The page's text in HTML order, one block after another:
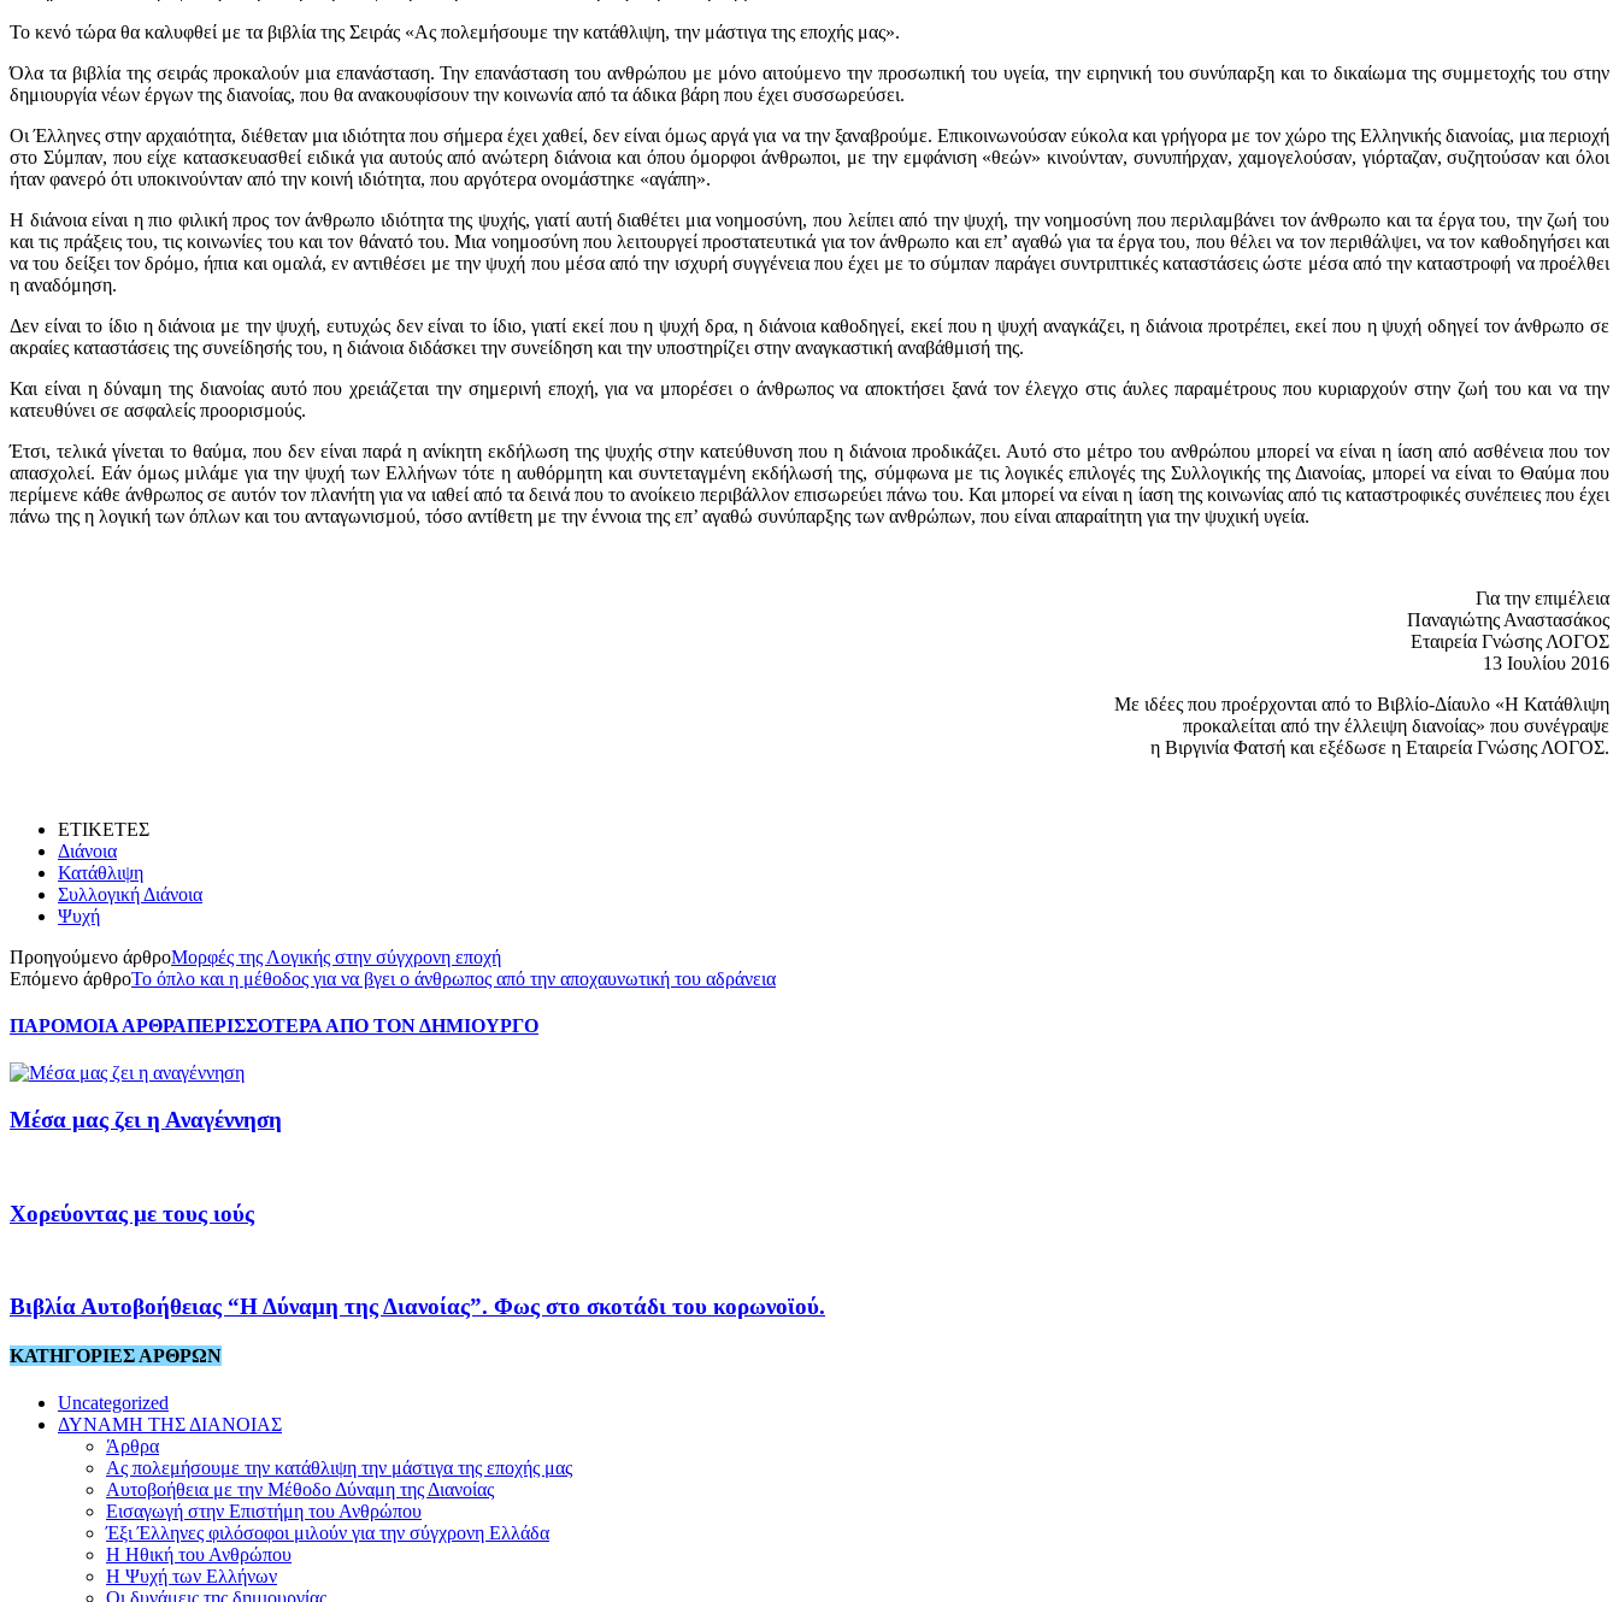
Το κενό τώρα θα καλυφθεί με τα βιβλία της Σειράς «Ας πολεμήσουμε την κατάθλιψη, την μάστιγα της εποχής μας».
Όλα τα βιβλία της σειράς προκαλούν μια επανάσταση. Την επανάσταση του ανθρώπου με μόνο αιτούμενο την προσωπική του υγεία, την ειρηνική του συνύπαρξη και το δικαίωμα της συμμετοχής του στην
δημιουργία νέων έργων της διανοίας, που θα ανακουφίσουν την κοινωνία από τα άδικα βάρη που έχει συσσωρεύσει.
Οι Έλληνες στην αρχαιότητα, διέθεταν μια ιδιότητα που σήμερα έχει χαθεί, δεν είναι όμως αργά για να την ξαναβρούμε. Επικοινωνούσαν εύκολα και γρήγορα με τον χώρο της Ελληνικής διανοίας, μια περιοχή
στο Σύμπαν, που είχε κατασκευασθεί ειδικά για αυτούς από ανώτερη διάνοια και όπου όμορφοι άνθρωποι, με την εμφάνιση «θεών» κινούνταν, συνυπήρχαν, χαμογελούσαν, γιόρταζαν, συζητούσαν και όλοι
ήταν φανερό ότι υποκινούνταν από την κοινή ιδιότητα, που αργότερα ονομάστηκε «αγάπη».
Η διάνοια είναι η πιο φιλική προς τον άνθρωπο ιδιότητα της ψυχής, γιατί αυτή διαθέτει μια νοημοσύνη, που λείπει από την ψυχή, την νοημοσύνη που περιλαμβάνει τον άνθρωπο και τα έργα του, την ζωή του
και τις πράξεις του, τις κοινωνίες του και τον θάνατό του. Μια νοημοσύνη που λειτουργεί προστατευτικά για τον άνθρωπο και επ’ αγαθώ για τα έργα του, που θέλει να τον περιθάλψει, να τον καθοδηγήσει και
να του δείξει τον δρόμο, ήπια και ομαλά, εν αντιθέσει με την ψυχή που μέσα από την ισχυρή συγγένεια που έχει με το σύμπαν παράγει συντριπτικές καταστάσεις ώστε μέσα από την καταστροφή να προέλθει
η αναδόμηση.
Δεν είναι το ίδιο η διάνοια με την ψυχή, ευτυχώς δεν είναι το ίδιο, γιατί εκεί που η ψυχή δρα, η διάνοια καθοδηγεί, εκεί που η ψυχή αναγκάζει, η διάνοια προτρέπει, εκεί που η ψυχή οδηγεί τον άνθρωπο σε
ακραίες καταστάσεις της συνείδησής του, η διάνοια διδάσκει την συνείδηση και την υποστηρίζει στην αναγκαστική αναβάθμισή της.
Και είναι η δύναμη της διανοίας αυτό που χρειάζεται την σημερινή εποχή, για να μπορέσει ο άνθρωπος να αποκτήσει ξανά τον έλεγχο στις άυλες παραμέτρους που κυριαρχούν στην ζωή του και να την
κατευθύνει σε ασφαλείς προορισμούς.
Έτσι, τελικά γίνεται το θαύμα, που δεν είναι παρά η ανίκητη εκδήλωση της ψυχής στην κατεύθυνση που η διάνοια προδικάζει. Αυτό στο μέτρο του ανθρώπου μπορεί να είναι η ίαση από ασθένεια που τον
απασχολεί. Εάν όμως μιλάμε για την ψυχή των Ελλήνων τότε η αυθόρμητη και συντεταγμένη εκδήλωσή της, σύμφωνα με τις λογικές επιλογές της Συλλογικής της Διανοίας, μπορεί να είναι το Θαύμα που
περίμενε κάθε άνθρωπος σε αυτόν τον πλανήτη για να ιαθεί από τα δεινά που το ανοίκειο περιβάλλον επισωρεύει πάνω του. Και μπορεί να είναι η ίαση της κοινωνίας από τις καταστροφικές συνέπειες που έχει
πάνω της η λογική των όπλων και του ανταγωνισμού, τόσο αντίθετη με την έννοια της επ’ αγαθώ συνύπαρξης των ανθρώπων, που είναι απαραίτητη για την ψυχική υγεία.
Για την επιμέλεια
Παναγιώτης Αναστασάκος
Εταιρεία Γνώσης ΛΟΓΟΣ
13 Ιουλίου 2016
Με ιδέες που προέρχονται από το Βιβλίο-Δίαυλο «Η Κατάθλιψη
προκαλείται από την έλλειψη διανοίας» που συνέγραψε
η Βιργινία Φατσή και εξέδωσε η Εταιρεία Γνώσης ΛΟΓΟΣ.
ΕΤΙΚΕΤΕΣ
Διάνοια
Κατάθλιψη
Συλλογική Διάνοια
Ψυχή
Προηγούμενο άρθροΜορφές της Λογικής στην σύγχρονη εποχή
Επόμενο άρθροΤο όπλο και η μέθοδος για να βγει ο άνθρωπος από την αποχαυνωτική του αδράνεια
ΠΑΡΟΜΟΙΑ ΑΡΘΡΑΠΕΡΙΣΣΟΤΕΡΑ ΑΠΟ ΤΟΝ ΔΗΜΙΟΥΡΓΟ
Μέσα μας ζει η Αναγέννηση
Χορεύοντας με τους ιούς
Βιβλία Αυτοβοήθειας “Η Δύναμη της Διανοίας”. Φως στο σκοτάδι του κορωνοϊού.
ΚΑΤΗΓΟΡΙΕΣ ΑΡΘΡΩΝ
Uncategorized
ΔΥΝΑΜΗ ΤΗΣ ΔΙΑΝΟΙΑΣ
Άρθρα
Ας πολεμήσουμε την κατάθλιψη την μάστιγα της εποχής μας
Αυτοβοήθεια με την Μέθοδο Δύναμη της Διανοίας
Εισαγωγή στην Επιστήμη του Ανθρώπου
Έξι Έλληνες φιλόσοφοι μιλούν για την σύγχρονη Ελλάδα
Η Ηθική του Ανθρώπου
Η Ψυχή των Ελλήνων